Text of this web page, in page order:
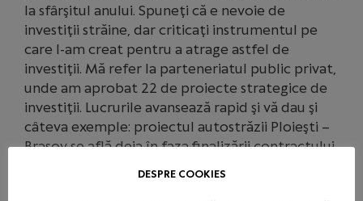
la sfârşitul anului. Spuneţi că e nevoie de
investiţii străine, dar criticaţi instrumentul pe
care l-am creat pentru a atrage astfel de
investiţii. Mă refer la parteneriatul public privat,
unde am aprobat 22 de proiecte strategice de
investiţii. Lucrurile avansează rapid şi vă dau şi
câteva exemple: proiectul autostrăzii Ploieşti –
Braşov se află deja în faza finalizării contractului
DESPRE COOKIES